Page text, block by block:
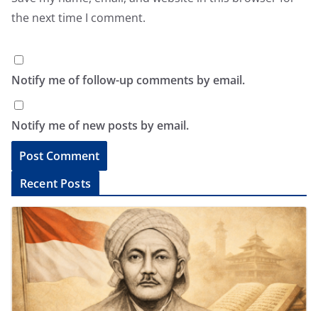
the next time I comment.
Notify me of follow-up comments by email.
Notify me of new posts by email.
l
Recent Posts